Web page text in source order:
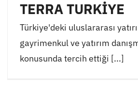
TERRA TURKİYE
Türkiye'deki uluslararası
gayrimenkul ve yatırım
konusunda tercih ettiği [...]